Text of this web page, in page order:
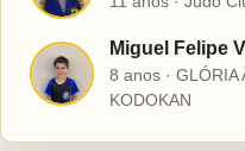
M
Miguel Felipe
8 anos · GLÓRIA
KODOKAN